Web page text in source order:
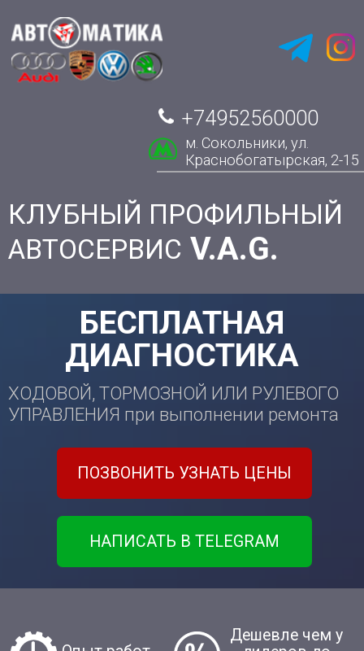
+74952560000
Краснобогатырская, 2-15
V.A.G.
КЛУБНЫЙ ПРОФИЛЬНЫЙ
ПОЗВОНИТЬ УЗНАТЬ ЦЕНЫ
НАПИСАТЬ В TELEGRAM
дилеров до
40%
Опыт работ
20 лет
Сертифицированныйсервис с
диагностическим оборудованием
УПРАВЛЕНИЯ при выполнении ремонта
БЕСПЛАТНАЯ
ДИАГНОСТИКА